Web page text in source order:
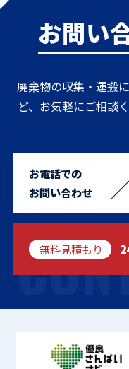
お問い
廃棄物の収集・運搬
ど、お気軽にご相談
お電話での
お問い合わせ
無料見積もり